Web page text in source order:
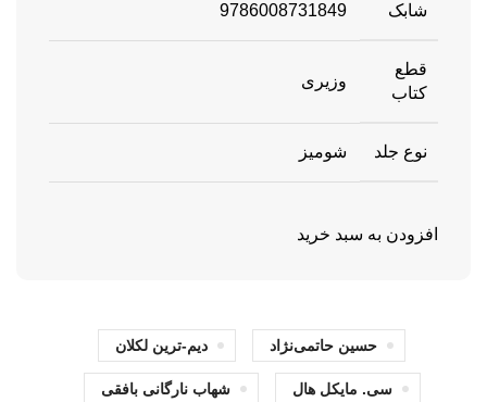
شابک 9786008731849
قطع
کتاب
وزیری
نوع جلد شومیز
افزودن به سبد خرید
حسین حاتمی‌نژاد دیم-ترین لکلان
سی. مایکل هال شهاب نارگانی بافقی